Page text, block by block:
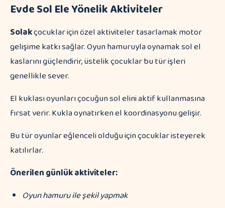
Evde Sol Ele Yönelik Aktiviteler
Solakçocuklar için özel aktiviteler tasarlamak motor
gelişime katkı sağlar. Oyun hamuruyla oynamak sol el
kaslarını güçlendirir, üstelik çocuklar bu tür işleri
genellikle sever.
El kuklası oyunları çocuğun sol elini aktif kullanmasına
fırsat verir. Kukla oynatırken el koordinasyonu gelişir.
Bu tür oyunlar eğlenceli olduğu için çocuklar isteyerek
katılırlar.
Önerilen günlük aktiviteler:
Oyun hamuru ile şekil yapmak